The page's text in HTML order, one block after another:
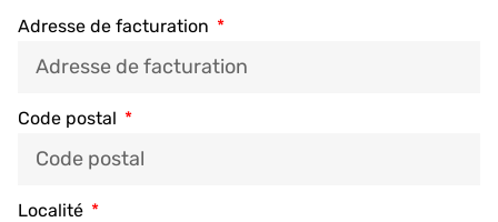
Adresse de facturation
Code postal
Localité